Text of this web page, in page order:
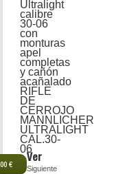
Ultralight
calibre
30-06
con
monturas
apel
completas
y cañón
acañalado
RIFLE
DE
CERROJO
MANNLICHER
ULTRALIGHT
CAL.30-
06
€
Ver
Siguiente